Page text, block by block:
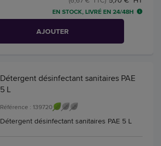
EN STOCK, LIVRÉ EN 24/48H
AJOUTER
Détergent désinfectant sanitaires PAE
5 L
Référence : 139720
Détergent désinfectant sanitaires PAE 5 L